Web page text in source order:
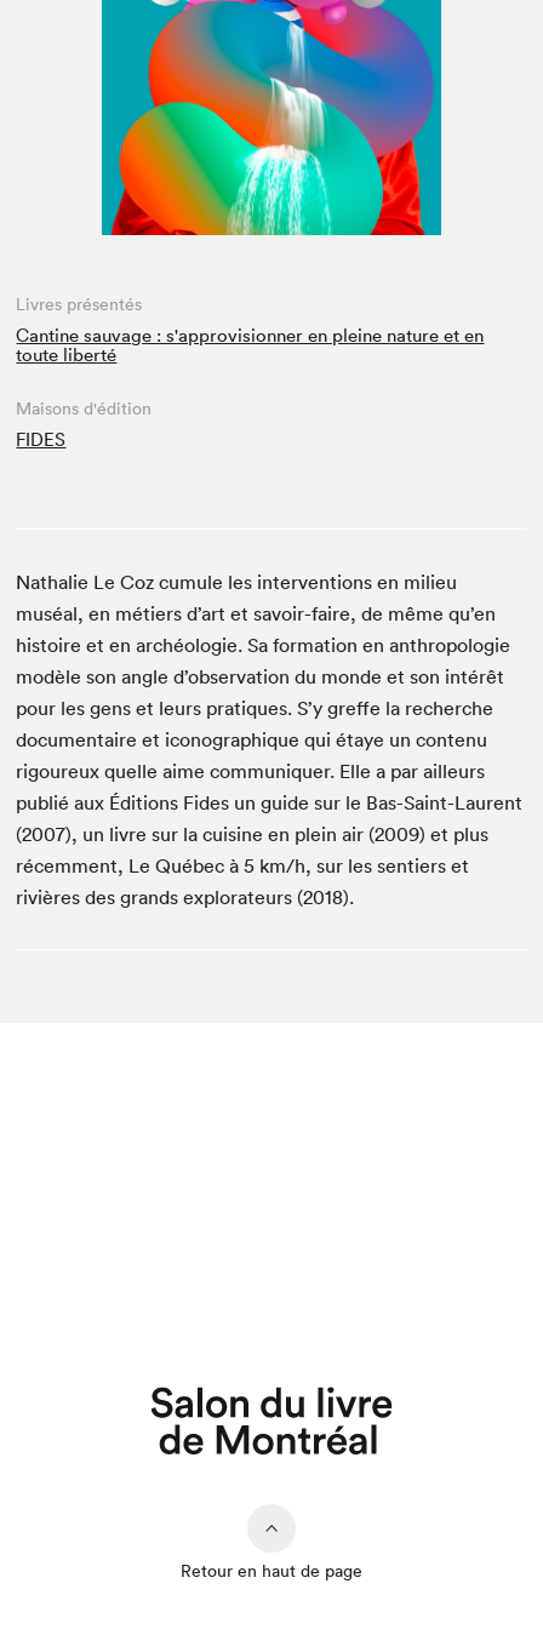
Espace médias
Livres présentés
Cantine sauvage : s'approvisionner en pleine nature et en
toute liberté
Maisons d'édition
FIDES
Nathalie Le Coz cumule les interventions en milieu
muséal, en métiers d’art et savoir-faire, de même qu’en
histoire et en archéologie. Sa formation en anthropologie
modèle son angle d’observation du monde et son intérêt
pour les gens et leurs pratiques. S’y greffe la recherche
documentaire et iconographique qui étaye un contenu
rigoureux quelle aime communiquer. Elle a par ailleurs
publié aux Éditions Fides un guide sur le Bas-Saint-Laurent
(2007), un livre sur la cuisine en plein air (2009) et plus
récemment, Le Québec à 5 km/h, sur les sentiers et
rivières des grands explorateurs (2018).
Retour en haut de page